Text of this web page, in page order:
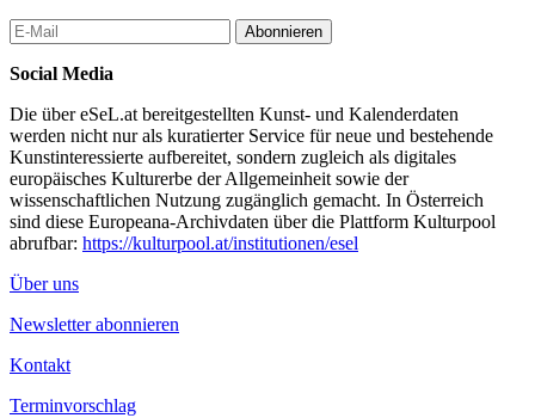
Pressestimmen:
… Add to that the extravagantly talented Mr. Korn and the female
voice of Elinor Mora, storytelling, taunting, droning, and
menacing through her spoken word song characters and you have
a tour de force of creative power.
… The songs are written by Joshua Korn with input from Elinor
Mora, Peter Fuchs, and other band members. When they play
live, the group is a united force with each of the members
providing their own particular gifts.
… The unique sound of Peter Fuch’s voice adds a strange
theatrical element of crooner come cabaret club host, fascinating
and deliriously enticing.
… Not only do you get an exciting fusion of musical genres but
also a physically explosive mixture of movement onstage.
Abonnieren
Social Media
Die über eSeL.at bereitgestellten Kunst- und Kalenderdaten
werden nicht nur als kuratierter Service für neue und bestehende
Kunstinteressierte aufbereitet, sondern zugleich als digitales
europäisches Kulturerbe der Allgemeinheit sowie der
wissenschaftlichen Nutzung zugänglich gemacht. In Österreich
sind diese Europeana-Archivdaten über die Plattform Kulturpool
abrufbar: https://kulturpool.at/institutionen/esel
Über uns
Newsletter abonnieren
Kontakt
Terminvorschlag